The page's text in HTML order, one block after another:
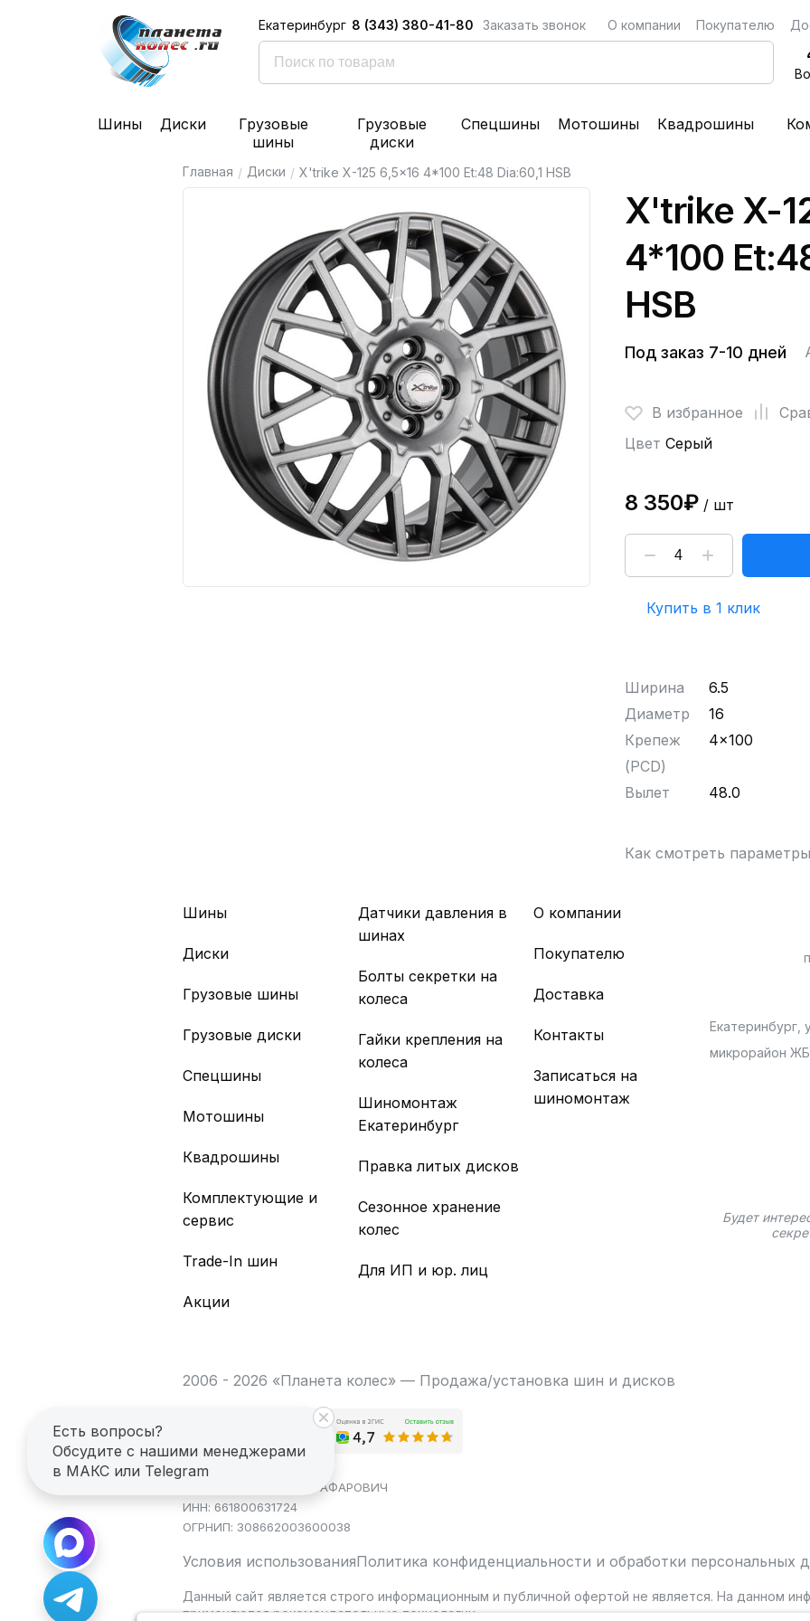
Екатеринбург 8 (343) 380-41-80 Заказать звонок О компании Покупателю
Шины Диски
Грузовые
шины
Грузовые
диски
Спецшины Мотошины Квадрошины
Главная / Диски / X'trike X-125 6,5x16 4*100 Et:48 Dia:60,1 HSB
X'trike X-
4*100
HSB
Под заказ 7-10 дней
В избранное
Цвет Серый
8 350₽/ шт
Купить в 1 клик
Ширина
6.5
Диаметр
16
Крепеж
(PCD)
4x100
Вылет 48.0
Как смотреть
Шины
Диски
Грузовые шины
Грузовые диски
Спецшины
Мотошины
Квадрошины
Комплектующие и
сервис
Trade-In шин
Акции
Датчики давления в
шинах
Болты секретки на
колеса
Гайки крепления на
колеса
Шиномонтаж
Екатеринбург
Правка литых дисков
Сезонное хранение
колес
Для ИП и юр. лиц
О компании
Покупателю
Доставка
Контакты
Записаться на
шиномонтаж
Екатеринбург,
микрорайон
Будет
2006 - 2026 «Планета колес» — Продажа/установка шин и дисков
ИП САГДЕЕВ ДИНАР ЯГАФАРОВИЧ
ИНН: 661800631724
ОГРНИП: 308662003600038
Условия использованияПолитика конфиденциальности и обработки персональных
Данный сайт является строго информационным и публичной офертой не является. На данном
применяются рекомендательные технологии.
Есть вопросы?
Обсудите с нашими менеджерами
в МАКС или Telegram